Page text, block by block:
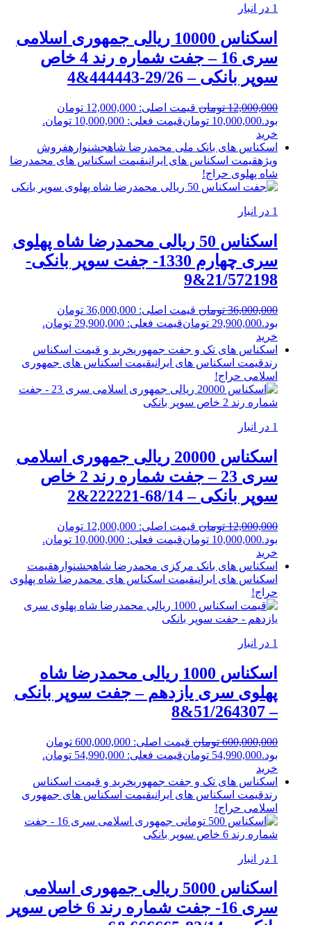
1 در انبار
اسکناس 10000 ریالی جمهوری اسلامی
سری 16 – جفت شماره رند 4 خاص
سوپر بانکی – 29/26-444443&4
12,000,000 تومان
قیمت اصلی: 12,000,000 تومان
بود.10,000,000 تومانقیمت فعلی: 10,000,000 تومان.
خرید
اسکناس های بانک ملی محمدرضا شاهجشنوارهفروش
ویژهقیمت اسکناس های ایرانیقیمت اسکناس های محمدرضا
شاه پهلوی حراج!
1 در انبار
اسکناس 50 ریالی محمدرضا شاه پهلوی
سری چهارم 1330- جفت سوپر بانکی-
21/572198&9
36,000,000 تومان
قیمت اصلی: 36,000,000 تومان
بود.29,900,000 تومانقیمت فعلی: 29,900,000 تومان.
خرید
اسکناس های تک و جفت جمهوریخرید و قیمت اسکناس
رندقیمت اسکناس های ایرانیقیمت اسکناس های جمهوری
اسلامی حراج!
1 در انبار
اسکناس 20000 ریالی جمهوری اسلامی
سری 23 – جفت شماره رند 2 خاص
سوپر بانکی – 68/14-222221&2
12,000,000 تومان
قیمت اصلی: 12,000,000 تومان
بود.10,000,000 تومانقیمت فعلی: 10,000,000 تومان.
خرید
اسکناس های بانک مرکزی محمدرضا شاهجشنوارهقیمت
اسکناس های ایرانیقیمت اسکناس های محمدرضا شاه پهلوی
حراج!
1 در انبار
اسکناس 1000 ریالی محمدرضا شاه
پهلوی سری یازدهم – جفت سوپر بانکی
– 51/264307&8
600,000,000 تومان
قیمت اصلی: 600,000,000 تومان
بود.54,990,000 تومانقیمت فعلی: 54,990,000 تومان.
خرید
اسکناس های تک و جفت جمهوریخرید و قیمت اسکناس
رندقیمت اسکناس های ایرانیقیمت اسکناس های جمهوری
اسلامی حراج!
1 در انبار
اسکناس 5000 ریالی جمهوری اسلامی
سری 16- جفت شماره رند 6 خاص سوپر